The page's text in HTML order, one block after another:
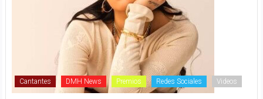
Cantantes DMH News Premios Redes Sociales Videos